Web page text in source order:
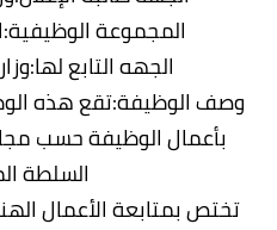
المجموعة
الجهه التابع
وصف الوظيفة:تقع هذه
بأعمال الوظيفة حسب
السلطة
تختص بمتابعة الأعمال